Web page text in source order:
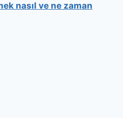
nasıl ve ne zaman